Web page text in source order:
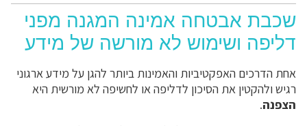
שכבת אבטחה אמינה המגנה מפני
דליפה ושימוש לא מורשה של מידע
אחת הדרכים האפקטיביות והאמינות ביותר להגן על מידע ארגוני
רגיש ולהקטין את הסיכון לדליפה או לחשיפה לא מורשית היא
הצפנה.